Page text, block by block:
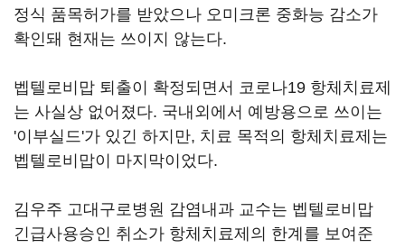
정식 품목허가를 받았으나 오미크론 중화능 감소가
확인돼 현재는 쓰이지 않는다.
벱텔로비맙 퇴출이 확정되면서 코로나19 항체치료제
는 사실상 없어졌다. 국내외에서 예방용으로 쓰이는
'이부실드'가 있긴 하지만, 치료 목적의 항체치료제는
벱텔로비맙이 마지막이었다.
김우주 고대구로병원 감염내과 교수는 벱텔로비맙
긴급사용승인 취소가 항체치료제의 한계를 보여준